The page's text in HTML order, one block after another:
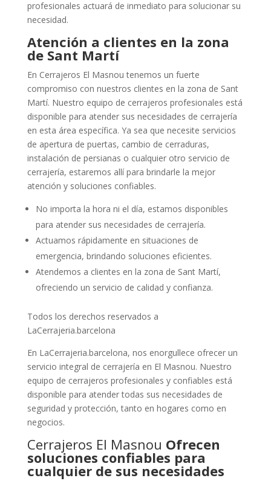
profesionales actuará de inmediato para solucionar su
necesidad.
Atención a clientes en la zona
de Sant Martí
En Cerrajeros El Masnou tenemos un fuerte
compromiso con nuestros clientes en la zona de Sant
Martí. Nuestro equipo de cerrajeros profesionales está
disponible para atender sus necesidades de cerrajería
en esta área específica. Ya sea que necesite servicios
de apertura de puertas, cambio de cerraduras,
instalación de persianas o cualquier otro servicio de
cerrajería, estaremos allí para brindarle la mejor
atención y soluciones confiables.
No importa la hora ni el día, estamos disponibles
para atender sus necesidades de cerrajería.
Actuamos rápidamente en situaciones de
emergencia, brindando soluciones eficientes.
Atendemos a clientes en la zona de Sant Martí,
ofreciendo un servicio de calidad y confianza.
Todos los derechos reservados a
LaCerrajeria.barcelona
En LaCerrajeria.barcelona, nos enorgullece ofrecer un
servicio integral de cerrajería en El Masnou. Nuestro
equipo de cerrajeros profesionales y confiables está
disponible para atender todas sus necesidades de
seguridad y protección, tanto en hogares como en
negocios.
Cerrajeros El Masnou Ofrecen
soluciones confiables para
cualquier de sus necesidades